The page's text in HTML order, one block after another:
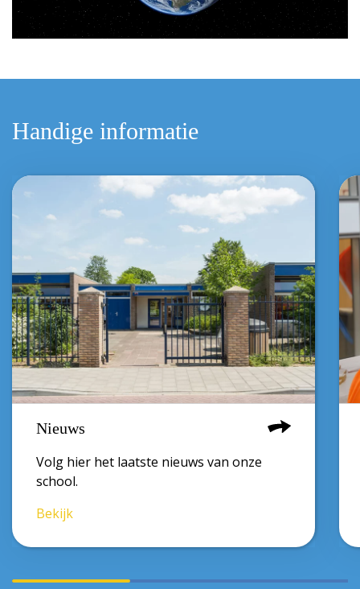
Handige informatie
Nieuws
Volg hier het laatste nieuws van onze
school.
Bekijk